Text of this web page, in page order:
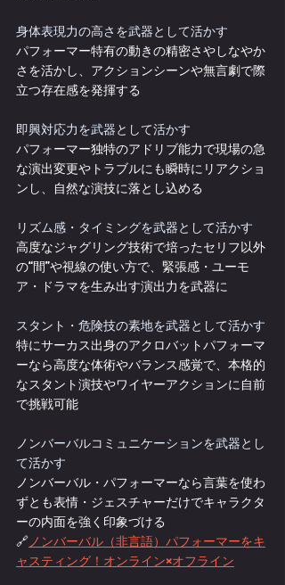
身体表現力の高さを武器として活かす
パフォーマー特有の動きの精密さやしなやか
さを活かし、アクションシーンや無言劇で際
立つ存在感を発揮する
即興対応力を武器として活かす
パフォーマー独特のアドリブ能力で現場の急
な演出変更やトラブルにも瞬時にリアクショ
ンし、自然な演技に落とし込める
リズム感・タイミングを武器として活かす
高度なジャグリング技術で培ったセリフ以外
の“間”や視線の使い方で、緊張感・ユーモ
ア・ドラマを生み出す演出力を武器に
スタント・危険技の素地を武器として活かす
特にサーカス出身のアクロバットパフォーマ
ーなら高度な体術やバランス感覚で、本格的
なスタント演技やワイヤーアクションに自前
で挑戦可能
ノンバーバルコミュニケーションを武器とし
て活かす
ノンバーバル・パフォーマーなら言葉を使わ
ずとも表情・ジェスチャーだけでキャラクタ
ーの内面を強く印象づける
🔗 ノンバーバル（非言語）パフォーマーをキ
ャスティング！オンライン×オフライン